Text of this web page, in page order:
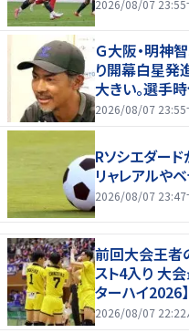
2026/08/07 23:55
Ｇ大阪・明神
り開幕白星発
大きい。選手
2026/08/07 23:55
Rソシエダー
リャレアルや
2026/08/07 23:47
前回大会王者
スト4入り 大
ターハイ2026】
2026/08/07 22:22